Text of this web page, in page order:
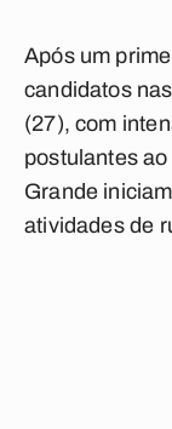
Após um
candidatos
(27), com
postulantes
Grande
atividades de